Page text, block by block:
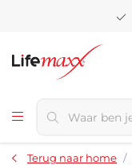
Terug naar home